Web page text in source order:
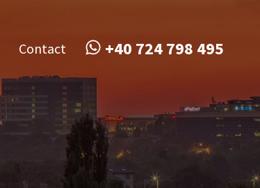
Contact +40 724 798 495